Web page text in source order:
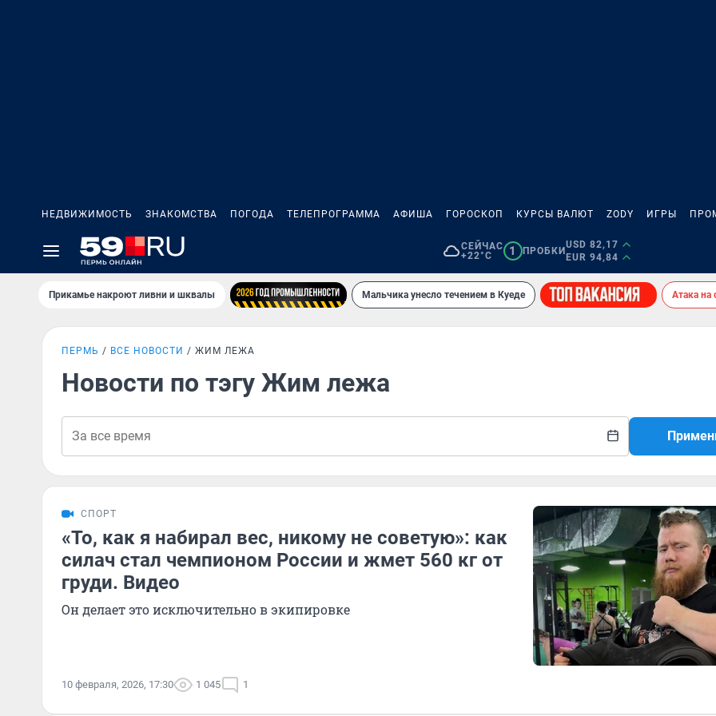
НЕДВИЖИМОСТЬ ЗНАКОМСТВА ПОГОДА ТЕЛЕПРОГРАММА АФИША ГОРОСКОП КУРСЫ ВАЛЮТ ZODY ИГРЫ
СЕЙЧАС
+22°C
1 ПРОБКИ
USD 82,17
EUR 94,84
Прикамье накроют ливни и шквалы Мальчика унесло течением в Куеде Атака на
ПЕРМЬ ВСЕ НОВОСТИ ЖИМ ЛЕЖА
Новости по тэгу Жим лежа
СПОРТ
«То, как я набирал вес, никому не советую»: как
силач стал чемпионом России и жмет 560 кг от
груди. Видео
Он делает это исключительно в экипировке
10 февраля, 2026, 17:30 1 045 1